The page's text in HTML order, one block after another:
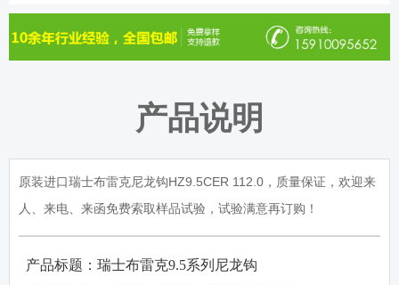
产品说明
原装进口瑞士布雷克尼龙钩HZ9.5CER 112.0，质量保证，欢迎来
人、来电、来函免费索取样品试验，试验满意再订购！
产品标题：瑞士布雷克9.5系列尼龙钩